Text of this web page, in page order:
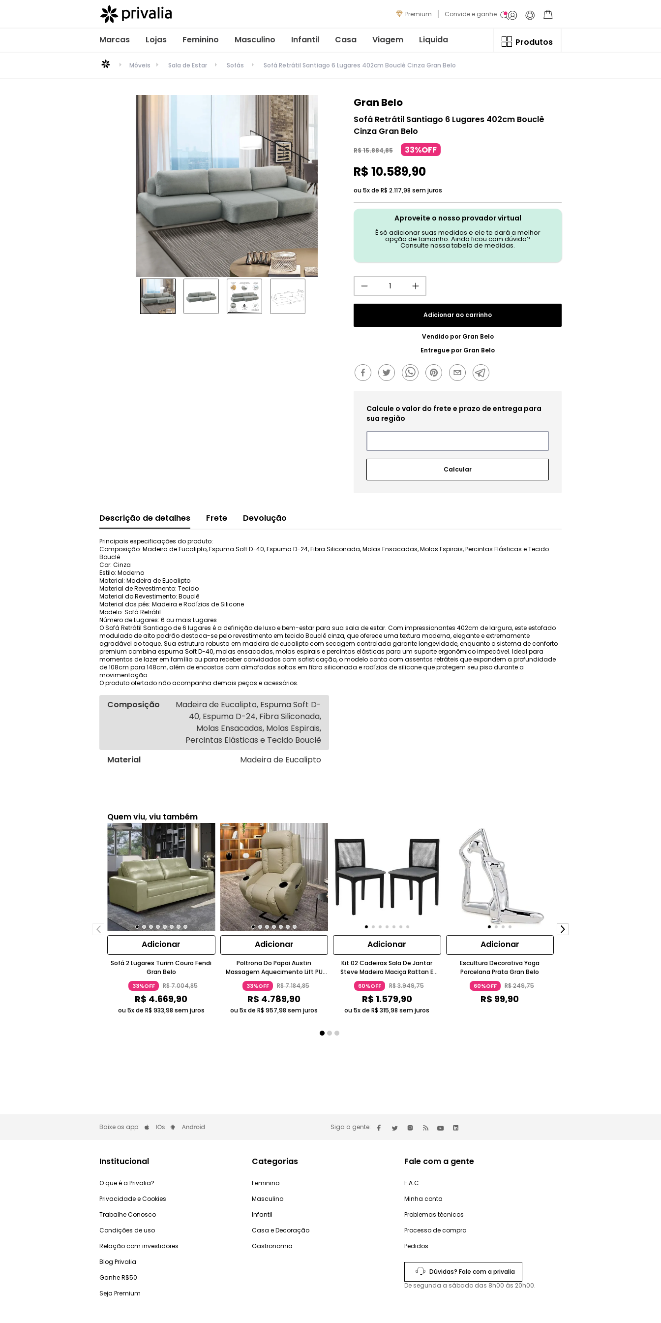
Premium Convide e ganhe
Marcas Lojas Feminino Masculino Infantil Casa Viagem Liquida Produtos
Móveis Sala de Estar Sofás Sofá Retrátil Santiago 6 Lugares 402cm Bouclê Cinza Gran Belo
Gran Belo
Sofá Retrátil Santiago 6 Lugares 402cm Bouclê
Cinza Gran Belo
R$15.884,85 33%OFF
R$ 10.589,90
ou 5x de R$ 2.117,98 sem juros
Aproveite o nosso provador virtual
É só adicionar suas medidas e ele te dará a melhor
opção de tamanho. Ainda ficou com dúvida?
Consulte nossa tabela de medidas.
Adicionar ao carrinho
Vendido por Gran Belo
Entregue por Gran Belo
Descrição de detalhes Frete Devolução
Principais especificações do produto:
Composição: Madeira de Eucalipto, Espuma Soft D-40, Espuma D-24, Fibra Siliconada, Molas Ensacadas, Molas Espirais, Percintas Elásticas e Tecido
Bouclê
Cor: Cinza
Estilo: Moderno
Material: Madeira de Eucalipto
Material de Revestimento: Tecido
Material do Revestimento: Bouclê
Material dos pés: Madeira e Rodízios de Silicone
Modelo: Sofá Retrátil
Número de Lugares: 6 ou mais Lugares
O Sofá Retrátil Santiago de 6 lugares é a definição de luxo e bem-estar para sua sala de estar. Com impressionantes 402cm de largura, este estofado
modulado de alto padrão destaca-se pelo revestimento em tecido Bouclê cinza, que oferece uma textura moderna, elegante e extremamente
agradável ao toque. Sua estrutura robusta em madeira de eucalipto com secagem controlada garante longevidade, enquanto o sistema de conforto
premium combina espuma Soft D-40, molas ensacadas, molas espirais e percintas elásticas para um suporte ergonômico impecável. Ideal para
momentos de lazer em família ou para receber convidados com sofisticação, o modelo conta com assentos retráteis que expandem a profundidade
de 108cm para 148cm, além de encostos com almofadas soltas em fibra siliconada e rodízios de silicone que protegem seu piso durante a
movimentação.
O produto ofertado não acompanha demais peças e acessórios.
Composição
Madeira de Eucalipto, Espuma Soft D-
40, Espuma D-24, Fibra Siliconada,
Molas Ensacadas, Molas Espirais,
Percintas Elásticas e Tecido Bouclê
Material
Madeira de Eucalipto
Quem viu, viu também
Adicionar
Sofá 2 Lugares Turim Couro Fendi
Gran Belo
33%OFF R$7.004,85
R$ 4.669,90
ou 5x de R$ 933,98 sem juros
Adicionar
Poltrona Do Papai Austin
Massagem Aquecimento Lift PU
Bege Gran Belo
33%OFF R$7.184,85
R$ 4.789,90
ou 5x deR$ 957,98 sem juros
Adicionar
Kit 02 Cadeiras Sala De Jantar
Steve Madeira Maciça Rattan E
Linho Cinza Ébano Gran Belo
60%OFF R$3.949,75
R$ 1.579,90
ou 5x deR$ 315,98 sem juros
Adicionar
Escultura Decorativa Yoga
Porcelana Prata Gran Belo
60%OFF R$249,75
R$ 99,90
Baixe os app: Siga a gente:
Institucional
O que é a Privalia?
Privacidade e Cookies
Trabalhe Conosco
Condições de uso
Relação com investidores
Blog Privalia
Ganhe R$50
Seja Premium
Categorias
Feminino
Masculino
Infantil
Casa e Decoração
Gastronomia
Fale com a gente
F.A.C
Minha conta
Problemas técnicos
Processo de compra
Pedidos
Dúvidas? Fale com a privalia
De segunda a sábado das 8h00 às 20h00.